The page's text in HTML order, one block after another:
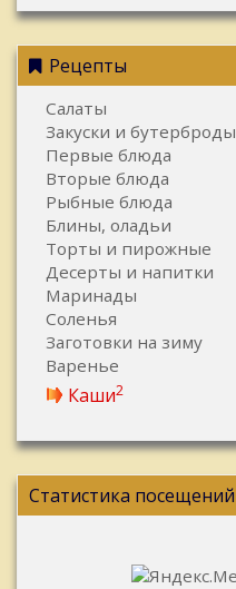
Рецепты
Салаты
Закуски и бутерброды
Первые блюда
Вторые блюда
Рыбные блюда
Блины, оладьи
Торты и пирожные
Десерты и напитки
Маринады
Соленья
Заготовки на зиму
Варенье
Каши2
Статистика посещений